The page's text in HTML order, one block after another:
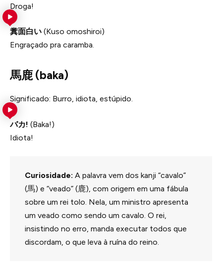
Droga!
糞面白い (Kuso omoshiroi)
Engraçado pra caramba.
馬鹿 (baka)
Significado: Burro, idiota, estúpido.
バカ! (Baka!)
Idiota!
Curiosidade: A palavra vem dos kanji “cavalo”
(馬) e “veado” (鹿), com origem em uma fábula
sobre um rei tolo. Nela, um ministro apresenta
um veado como sendo um cavalo. O rei,
insistindo no erro, manda executar todos que
discordam, o que leva à ruína do reino.